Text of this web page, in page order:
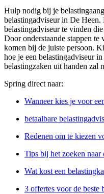
Hulp nodig bij je
belastingadviseur in De
belastingadviseur te vinden
Door onderstaande stappen
komen bij de juiste persoon.
hoe je een belastingadviseur
belastingzaken uit handen zal
Spring direct naar:
Wanneer kies je voor
betaalbare
Redenen om te kiezen
Tips bij het zoeken naar
Wat kost een
3 offertes voor de beste